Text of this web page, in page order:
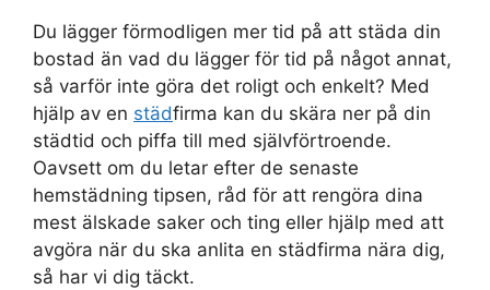
Du lägger förmodligen mer tid på att städa din
bostad än vad du lägger för tid på något annat,
så varför inte göra det roligt och enkelt? Med
hjälp av en städfirma kan du skära ner på din
städtid och piffa till med självförtroende.
Oavsett om du letar efter de senaste
hemstädning tipsen, råd för att rengöra dina
mest älskade saker och ting eller hjälp med att
avgöra när du ska anlita en städfirma nära dig,
så har vi dig täckt.